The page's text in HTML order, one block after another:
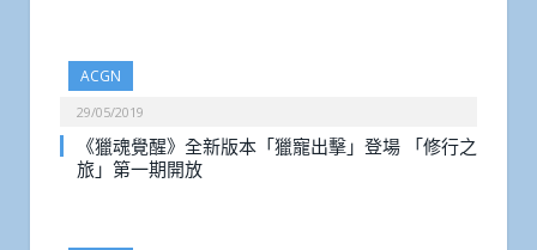
ACGN
29/05/2019
《獵魂覺醒》全新版本「獵寵出擊」登場 「修行之
旅」第一期開放